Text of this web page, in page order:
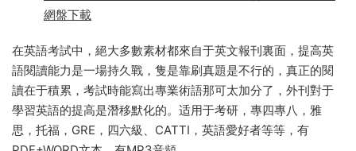
網盤下載
在英語考試中，絕大多數素材都來自于英文報刊裏面，提高英
語閱讀能力是一場持久戰，隻是靠刷真題是不行的，真正的閱
讀在于積累，考試時能寫出專業術語那可太加分了，外刊對于
學習英語的提高是潛移默化的。适用于考研，專四專八，雅
思，托福，GRE，四六級、CATTI，英語愛好者等等，有